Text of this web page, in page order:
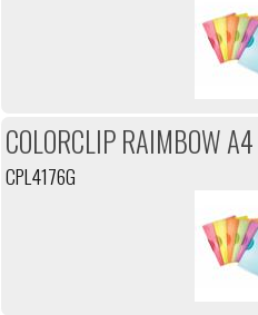
COLORCLIP RAIMBOW
CPL4176G